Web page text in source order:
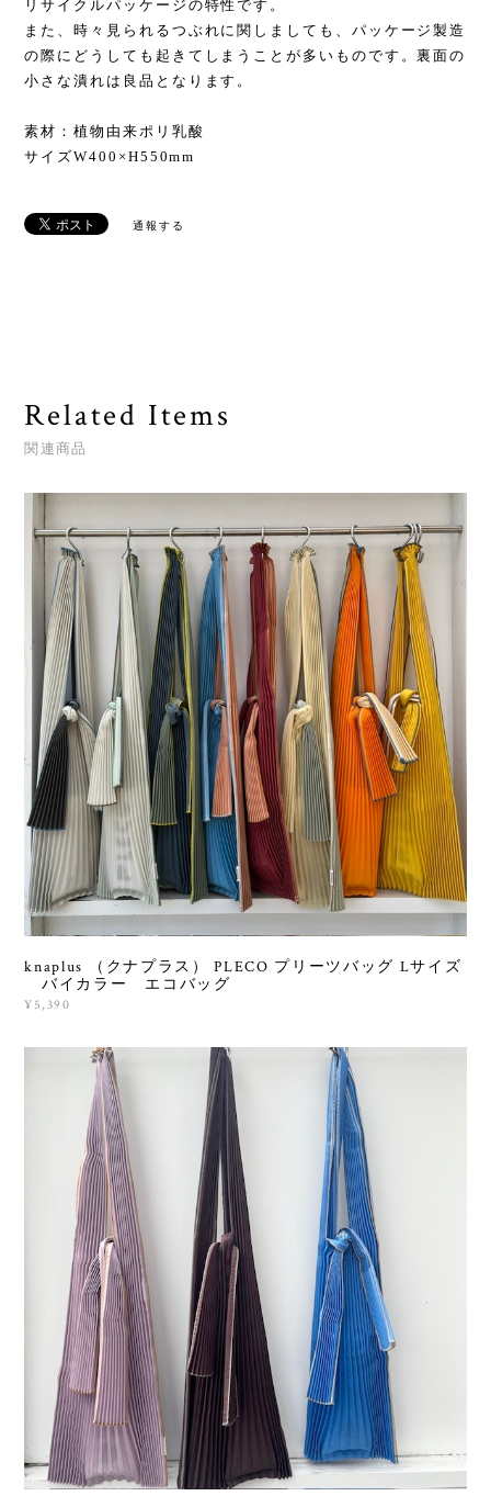
リサイクルパッケージの特性です。
また、時々見られるつぶれに関しましても、パッケージ製造
の際にどうしても起きてしまうことが多いものです。裏面の
小さな潰れは良品となります。
素材：植物由来ポリ乳酸
サイズW400×H550mm
通報する
Related Items
関連商品
knaplus （クナプラス） PLECO プリーツバッグ Lサイズ
バイカラー エコバッグ
¥5,390